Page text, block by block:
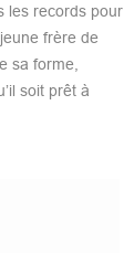
les records pour
frère de
sa forme,
soit prêt à